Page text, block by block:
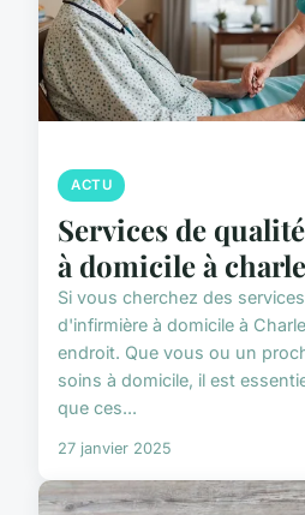
ACTU
Services de
à domicile à
Si vous cherchez des
d'infirmière à domicile à
endroit. Que vous ou un
soins à domicile, il est
que ces...
27 janvier 2025